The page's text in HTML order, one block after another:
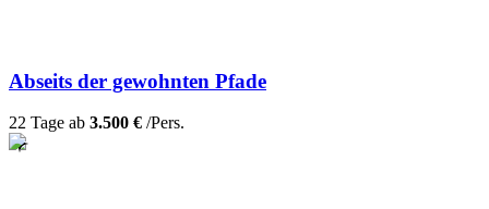
Abseits der gewohnten Pfade
22 Tage ab 3.500 € /Pers.